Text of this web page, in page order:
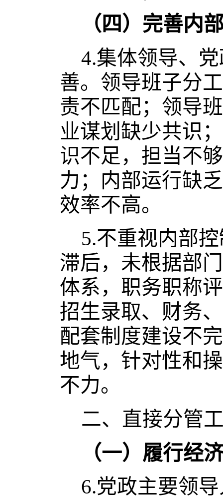
（四）完善内
4.集体领导、
善。领导班子分
责不匹配；领导
业谋划缺少共识
识不足，担当不
力；内部运行缺
效率不高。
5.不重视内部
滞后，未根据部
体系，职务职称
招生录取、财务
配套制度建设不
地气，针对性和
不力。
二、直接分管
（一）履行经
6.党政主要领